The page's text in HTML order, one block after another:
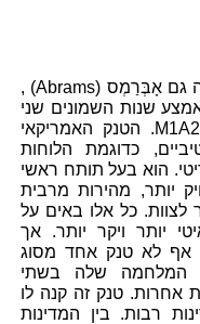
הטנק האמריקאי המודרני M1, המכונה גם אָבְּרַמְס (Abrams) ,
נולדו באמצע שנות השמונים שני
דגמי טנק משופרים ה- M1A1 וה- M1A2. הטנק האמריקאי
כדוגמת הלוחות
הוא בעל תותח ראשי
יותר, מהירות מרבית
לצוות. כל אלו באים על
יותר ויקר יותר. אך
אף לא טנק אחד מסוג
המלחמה שלה בשתי
אחרות. טנק זה קנה לו
רבות. בין המדינות